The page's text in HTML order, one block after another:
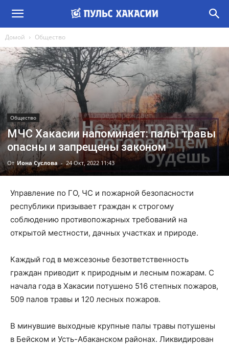
Домой Общество
Общество
МЧС Хакасии напоминает: палы травы
опасны и запрещены законом
От Иона Суслова - 24 Окт, 2022 11:43
Управление по ГО, ЧС и пожарной безопасности
республики призывает граждан к строгому
соблюдению противопожарных требований на
открытой местности, дачных участках и природе.
Каждый год в межсезонье безответственность
граждан приводит к природным и лесным пожарам. С
начала года в Хакасии потушено 516 степных пожаров,
509 палов травы и 120 лесных пожаров.
В минувшие выходные крупные палы травы потушены
в Бейском и Усть-Абаканском районах. Ликвидирован